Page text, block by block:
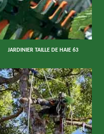
JARDINIER TAILLE DE HAIE 63